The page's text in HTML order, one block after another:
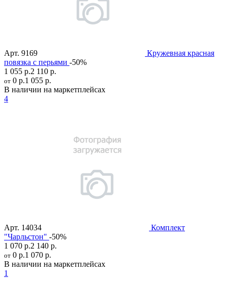
Арт. 9169
Кружевная красная
повязка с перьями -50%
1 055 р.2 110 р.
от 0 р.1 055 р.
В наличии на маркетплейсах
4
Арт. 14034
Комплект
"Чарльстон" -50%
1 070 р.2 140 р.
от 0 р.1 070 р.
В наличии на маркетплейсах
1